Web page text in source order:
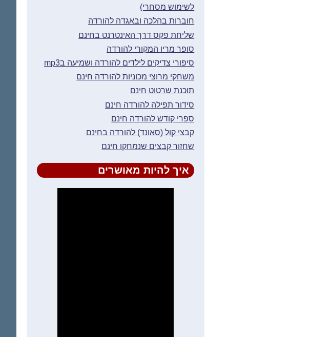
לשימוש מסחרי)
חוברות בהלכה ובאגדה להורדה
שליחת פקס דרך האינטרנט בחינם
סופר מריו המקורי להורדה
סיפורי צדיקים לילדים להורדה ושמיעה בmp3
משחקי מרוצי מכוניות להורדה חינם
תוכנת שרטוט חינם
סידור תפילה להורדה חינם
ספרי קודש להורדה חינם
קבצי קול (סאונד) להורדה בחינם
שחזור קבצים שנמחקו חינם
איך להיות מאושרים